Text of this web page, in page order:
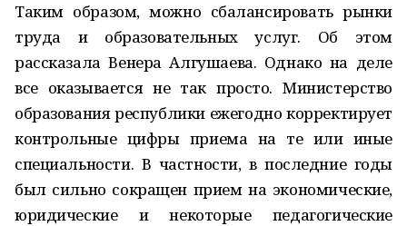
Таким образом, можно сбалансировать рынки
труда и образовательных услуг. Об этом
рассказала Венера Алгушаева. Однако на деле
все оказывается не так просто. Министерство
образования республики ежегодно корректирует
контрольные цифры приема на те или иные
специальности. В частности, в последние годы
был сильно сокращен прием на экономические,
юридические и некоторые педагогические